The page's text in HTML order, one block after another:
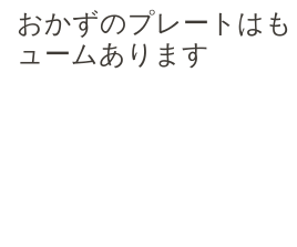
おかずのプレートは
ュームあります